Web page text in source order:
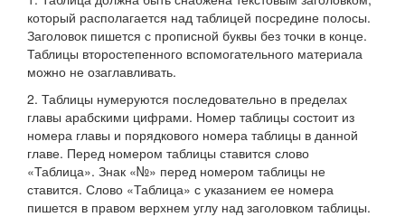
который располагается над таблицей посредине полосы.
Заголовок пишется с прописной буквы без точки в конце.
Таблицы второстепенного вспомогательного материала
можно не озаглавливать.
2. Таблицы нумеруются последовательно в пределах
главы арабскими цифрами. Номер таблицы состоит из
номера главы и порядкового номера таблицы в данной
главе. Перед номером таблицы ставится слово
«Таблица». Знак «№» перед номером таблицы не
ставится. Слово «Таблица» с указанием ее номера
пишется в правом верхнем углу над заголовком таблицы.